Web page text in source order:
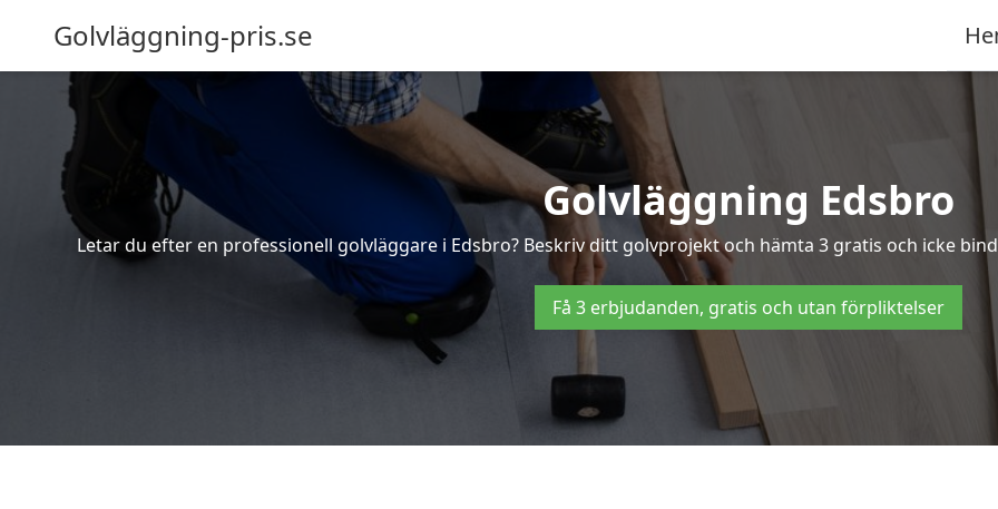
Golvläggning-pris.se
Golvläggning Edsbro
Letar du efter en professionell golvläggare i Edsbro? Beskriv ditt golvprojekt och hämta 3 gratis och icke
Få 3 erbjudanden, gratis och utan förpliktelser